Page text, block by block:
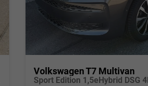
Volkswagen T7 Multivan